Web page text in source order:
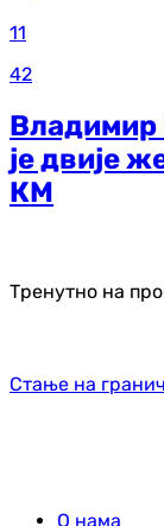
11
42
Владимир
је двије
КМ
Тренутно на
Стање на
О нама